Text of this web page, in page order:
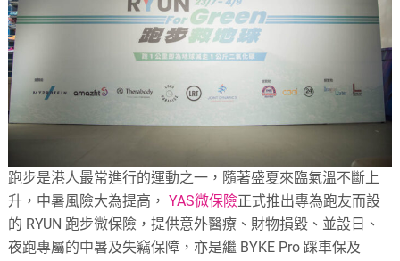
跑步是港人最常進行的運動之一，隨著盛夏來臨氣溫不斷上
升，中暑風險大為提高，YAS微保險正式推出專為跑友而設
的 RYUN 跑步微保險，提供意外醫療、財物損毀、並設日、
夜跑專屬的中暑及失竊保障，亦是繼 BYKE Pro 踩車保及